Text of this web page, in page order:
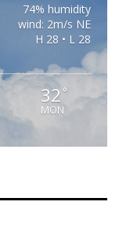
74% humidity
wind: 2m/s NE
H 28 • L 28
32 °
MON